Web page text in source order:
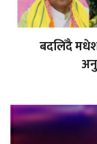
बदलिँदै मधेश